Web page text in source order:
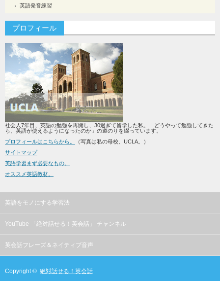
英語発音練習
プロフィール
社会人7年目、英語の勉強を再開し、30過ぎて留学した私。「どうやって勉強してきた
ら、英語が使えるようになったのか」の道のりを綴っています。
プロフィールはこちらから。
（写真は私の母校、UCLA。）
サイトマップ
英語学習まず必要なもの。
オススメ英語教材。
英語をモノにする学習法
YouTube 「絶対話せる！英会話」 チャンネル
英会話フレーズ＆ネイティブ音声
Copyright © 絶対話せる！英会話